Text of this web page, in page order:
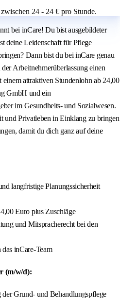
24 - 24 € pro Stunde.
bei inCare! Du bist ausgebildeter
deine Leidenschaft für Pflege
Dann bist du bei inCare genau
Arbeitnehmerüberlassung einen
einem attraktiven Stundenlohn ab 24,00
GmbH und ein
im Gesundheits- und Sozialwesen.
und Privatleben in Einklang zu bringen
damit du dich ganz auf deine
langfristige Planungssicherheit
Euro plus Zuschläge
und Mitspracherecht bei den
inCare-Team
(m/w/d):
Grund- und Behandlungspflege